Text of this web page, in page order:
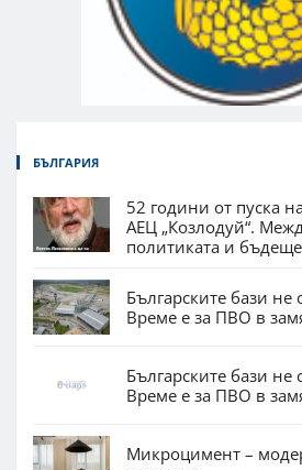
БЪЛГАРИЯ
52 години от пуска
АЕЦ „Козлодуй“.
политиката и
Българските бази не
Време е за ПВО в
Българските бази не
Време е за ПВО в
Микроцимент –